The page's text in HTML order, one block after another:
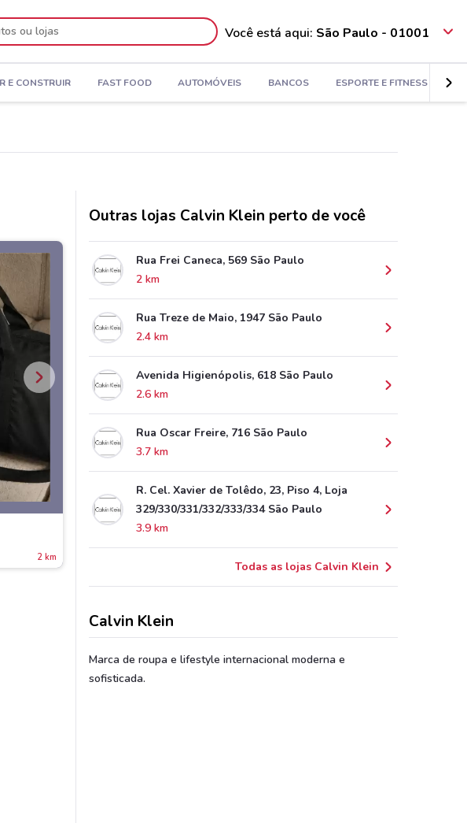
Você está aqui: São Paulo - 01001
E CONSTRUIR FAST FOOD AUTOMÓVEIS BANCOS ESPORTE E FITNESS
2 km
Outras lojas Calvin Klein perto de você
Rua Frei Caneca, 569 São Paulo
2 km
Rua Treze de Maio, 1947 São Paulo
2.4 km
Avenida Higienópolis, 618 São Paulo
2.6 km
Rua Oscar Freire, 716 São Paulo
3.7 km
R. Cel. Xavier de Tolêdo, 23, Piso 4, Loja
329/330/331/332/333/334 São Paulo
3.9 km
Todas as lojas Calvin Klein
Calvin Klein
Marca de roupa e lifestyle internacional moderna e
sofisticada.